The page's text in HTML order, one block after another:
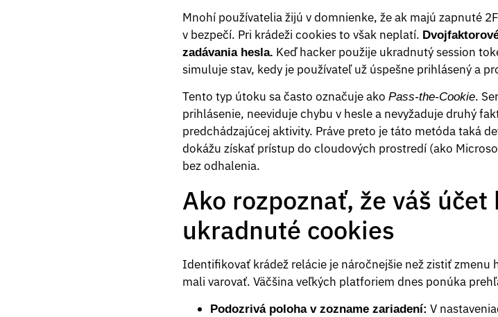
Mnohí používatelia žijú v domnienke, že ak majú zapnuté
v bezpečí. Pri krádeži cookies to však neplatí.
zadávania hesla. Keď hacker použije ukradnutý session
simuluje stav, kedy je používateľ už úspešne prihlásený a
Tento typ útoku sa často označuje ako Pass-the-Cookie.
prihlásenie, neeviduje chybu v hesle a nevyžaduje druhý
predchádzajúcej aktivity. Práve preto je táto metóda taká
dokážu získať prístup do cloudových prostredí (ako
bez odhalenia.
Ako rozpoznať, že váš
ukradnuté cookies
Identifikovať krádež relácie je náročnejšie než zistiť
mali varovať. Väčšina veľkých platforiem dnes ponúka
Podozrivá poloha v zozname zariadení: V